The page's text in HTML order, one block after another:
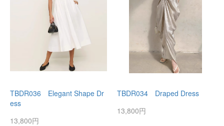
TBDR036 Elegant Shape Dr
ess
13,800円
TBDR034 Draped Dress
13,800円